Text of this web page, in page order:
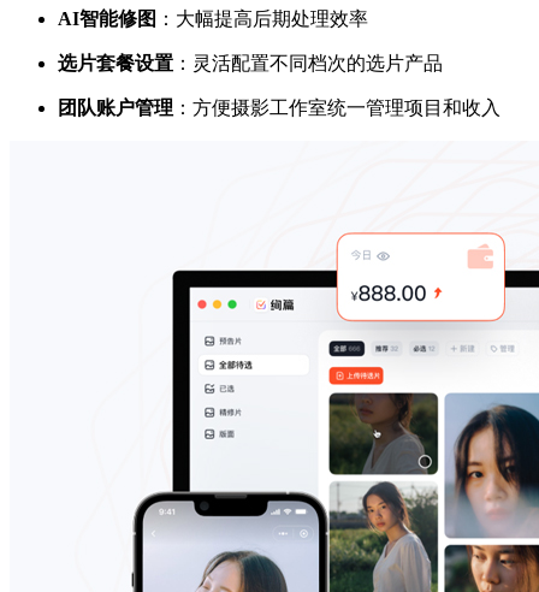
AI智能修图 ：大幅提高后期处理效率
选片套餐设置 ：灵活配置不同档次的选片产品
团队账户管理 ：方便摄影工作室统一管理项目和收入